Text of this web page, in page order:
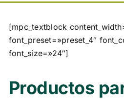
[mpc_textblock
font_preset=»preset_4″
font_size=»24″]
Productos